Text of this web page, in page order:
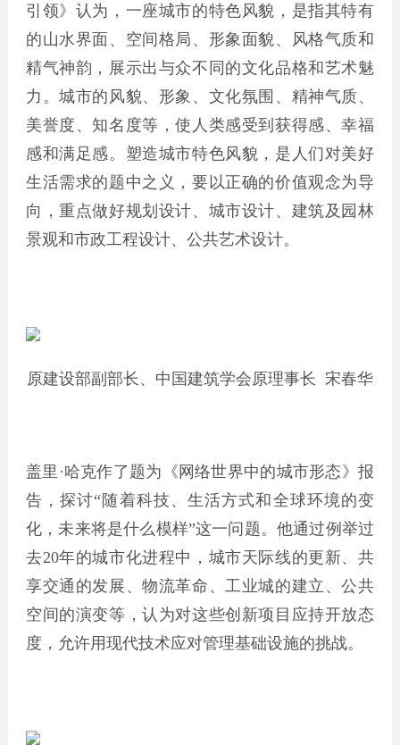
引领》认为，一座城市的特色风貌，是指其特有
的山水界面、空间格局、形象面貌、风格气质和
精气神韵，展示出与众不同的文化品格和艺术魅
力。城市的风貌、形象、文化氛围、精神气质、
美誉度、知名度等，使人类感受到获得感、幸福
感和满足感。塑造城市特色风貌，是人们对美好
生活需求的题中之义，要以正确的价值观念为导
向，重点做好规划设计、城市设计、建筑及园林
景观和市政工程设计、公共艺术设计。
原建设部副部长、中国建筑学会原理事长 宋春华
盖里·哈克作了题为《网络世界中的城市形态》报
告，探讨“随着科技、生活方式和全球环境的变
化，未来将是什么模样”这一问题。他通过例举过
去20年的城市化进程中，城市天际线的更新、共
享交通的发展、物流革命、工业城的建立、公共
空间的演变等，认为对这些创新项目应持开放态
度，允许用现代技术应对管理基础设施的挑战。